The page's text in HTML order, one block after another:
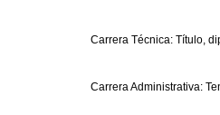
Carrera Técnica: Título,
Carrera Administrativa: